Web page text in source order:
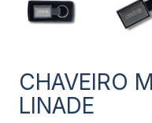
CHAVEIRO
LINADE